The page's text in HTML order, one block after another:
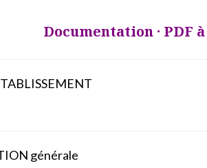
Documentation · PDF
TABLISSEMENT
générale